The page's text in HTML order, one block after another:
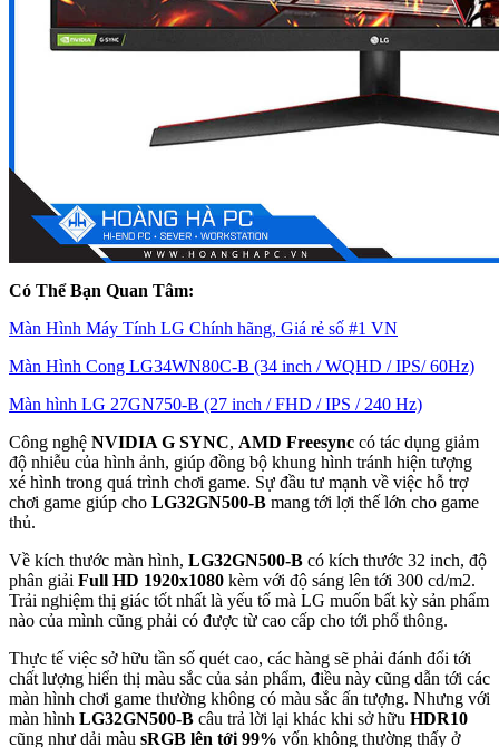
Có Thể Bạn Quan Tâm:
Màn Hình Máy Tính LG Chính hãng, Giá rẻ số #1 VN
Màn Hình Cong LG34WN80C-B (34 inch / WQHD / IPS/ 60Hz)
Màn hình LG 27GN750-B (27 inch / FHD / IPS / 240 Hz)
Công nghệ NVIDIA G SYNC, AMD Freesync có tác dụng giảm
độ nhiễu của hình ảnh, giúp đồng bộ khung hình tránh hiện tượng
xé hình trong quá trình chơi game. Sự đầu tư mạnh về việc hỗ trợ
chơi game giúp cho LG32GN500-B mang tới lợi thế lớn cho game
thủ.
Về kích thước màn hình, LG32GN500-B có kích thước 32 inch, độ
phân giải Full HD 1920x1080 kèm với độ sáng lên tới 300 cd/m2.
Trải nghiệm thị giác tốt nhất là yếu tố mà LG muốn bất kỳ sản phẩm
nào của mình cũng phải có được từ cao cấp cho tới phổ thông.
Thực tế việc sở hữu tần số quét cao, các hàng sẽ phải đánh đổi tới
chất lượng hiển thị màu sắc của sản phẩm, điều này cũng dẫn tới các
màn hình chơi game thường không có màu sắc ấn tượng. Nhưng với
màn hình LG32GN500-B câu trả lời lại khác khi sở hữu HDR10
cũng như dải màu sRGB lên tới 99% vốn không thường thấy ở